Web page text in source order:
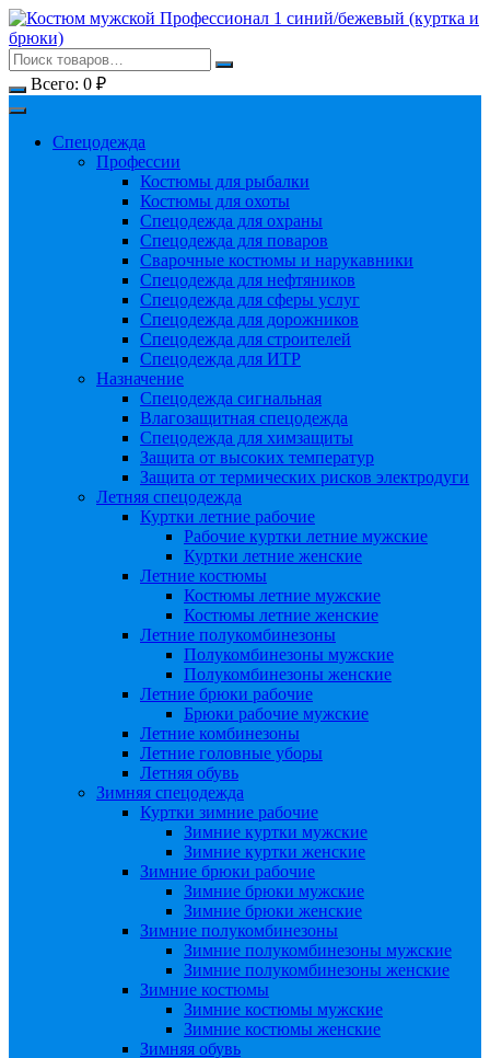
Перейти
к
содержимому
Всего: 0 ₽
Спецодежда
Профессии
Костюмы для рыбалки
Костюмы для охоты
Спецодежда для охраны
Спецодежда для поваров
Сварочные костюмы и нарукавники
Спецодежда для нефтяников
Спецодежда для сферы услуг
Спецодежда для дорожников
Спецодежда для строителей
Спецодежда для ИТР
Назначение
Спецодежда сигнальная
Влагозащитная спецодежда
Спецодежда для химзащиты
Защита от высоких температур
Защита от термических рисков электродуги
Летняя спецодежда
Куртки летние рабочие
Рабочие куртки летние мужские
Куртки летние женские
Летние костюмы
Костюмы летние мужские
Костюмы летние женские
Летние полукомбинезоны
Полукомбинезоны мужские
Полукомбинезоны женские
Летние брюки рабочие
Брюки рабочие мужские
Летние комбинезоны
Летние головные уборы
Летняя обувь
Зимняя спецодежда
Куртки зимние рабочие
Зимние куртки мужские
Зимние куртки женские
Зимние брюки рабочие
Зимние брюки мужские
Зимние брюки женские
Зимние полукомбинезоны
Зимние полукомбинезоны мужские
Зимние полукомбинезоны женские
Зимние костюмы
Зимние костюмы мужские
Зимние костюмы женские
Зимняя обувь